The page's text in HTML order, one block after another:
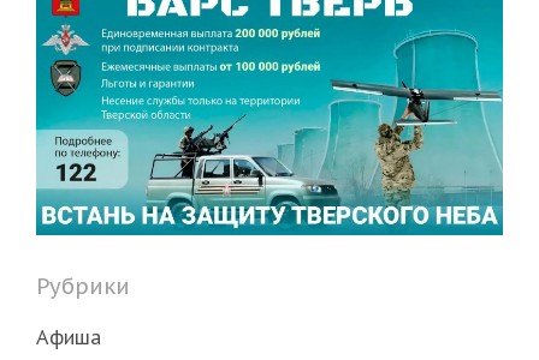
Рубрики
Афиша